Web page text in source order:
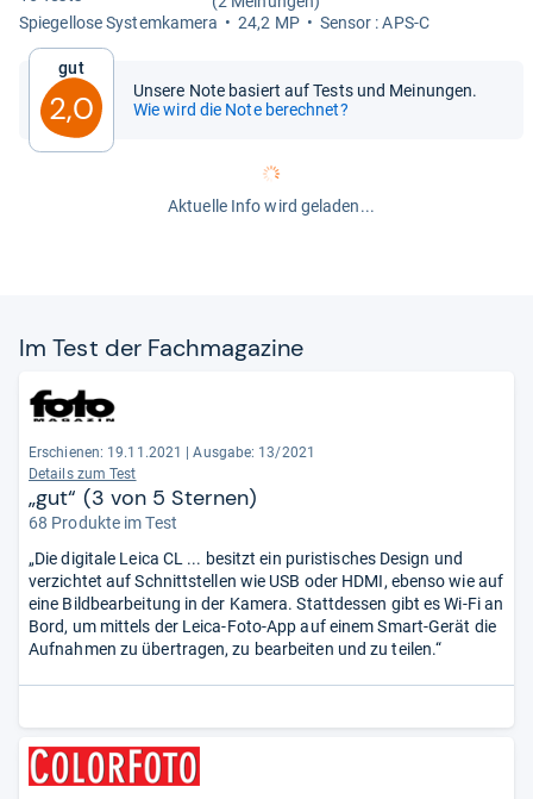
Spie­gel­lose Sys­tem­ka­mera
24,2 MP Sen­sor : APS-C
Gut
2,0
Unsere Note basiert auf Tests und Meinungen.
Wie wird die Note berechnet?
Aktuelle Info wird geladen...
Im Test der Fach­ma­ga­zine
Erschienen: 19.11.2021
Ausgabe: 13/2021
Details zum Test
„gut“ (3 von 5 Sternen)
68 Produkte im Test
„Die digitale Leica CL ... besitzt ein puristisches Design und
verzichtet auf Schnittstellen wie USB oder HDMI, ebenso wie auf
eine Bildbearbeitung in der Kamera. Stattdessen gibt es Wi-Fi an
Bord, um mittels der Leica-Foto-App auf einem Smart-Gerät die
Aufnahmen zu übertragen, zu bearbeiten und zu teilen.“